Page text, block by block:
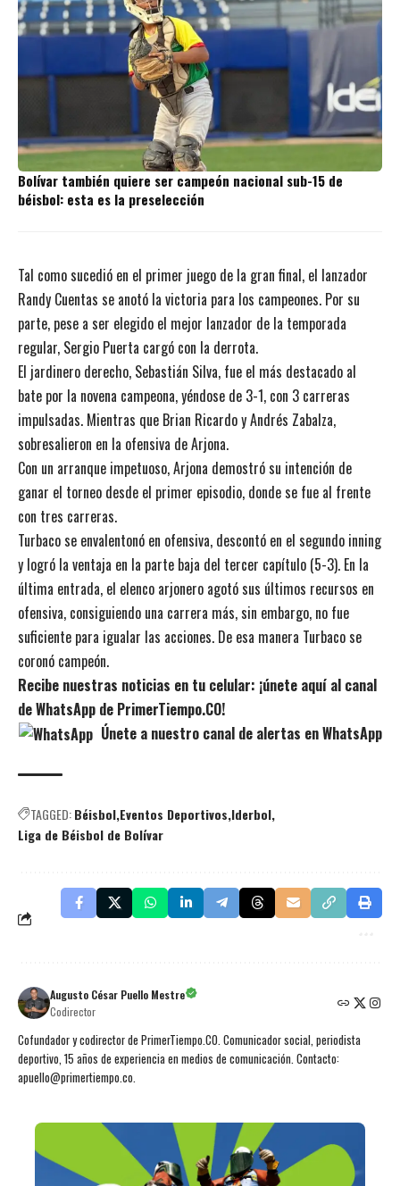
Bolívar también quiere ser campeón nacional sub-15 de
béisbol: esta es la preselección
Tal como sucedió en el primer juego de la gran final, el lanzador
Randy Cuentas se anotó la victoria para los campeones. Por su
parte, pese a ser elegido el mejor lanzador de la temporada
regular, Sergio Puerta cargó con la derrota.
El jardinero derecho, Sebastián Silva, fue el más destacado al
bate por la novena campeona, yéndose de 3-1, con 3 carreras
impulsadas. Mientras que Brian Ricardo y Andrés Zabalza,
sobresalieron en la ofensiva de Arjona.
Con un arranque impetuoso, Arjona demostró su intención de
ganar el torneo desde el primer episodio, donde se fue al frente
con tres carreras.
Turbaco se envalentonó en ofensiva, descontó en el segundo inning
y logró la ventaja en la parte baja del tercer capítulo (5-3). En la
última entrada, el elenco arjonero agotó sus últimos recursos en
ofensiva, consiguiendo una carrera más, sin embargo, no fue
suficiente para igualar las acciones. De esa manera Turbaco se
coronó campeón.
Recibe nuestras noticias en tu celular: ¡únete aquí al canal
de WhatsApp de PrimerTiempo.CO!
Únete a nuestro canal de alertas en WhatsApp
TAGGED:Béisbol Eventos Deportivos Iderbol
Liga de Béisbol de Bolívar
Augusto César Puello Mestre
Codirector
Cofundador y codirector de PrimerTiempo.CO. Comunicador social, periodista
deportivo, 15 años de experiencia en medios de comunicación. Contacto:
apuello@primertiempo.co.